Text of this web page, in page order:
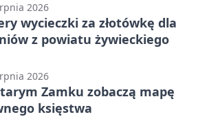
2026
wycieczki za złotówkę dla
z powiatu żywieckiego
2026
Zamku zobaczą mapę
księstwa